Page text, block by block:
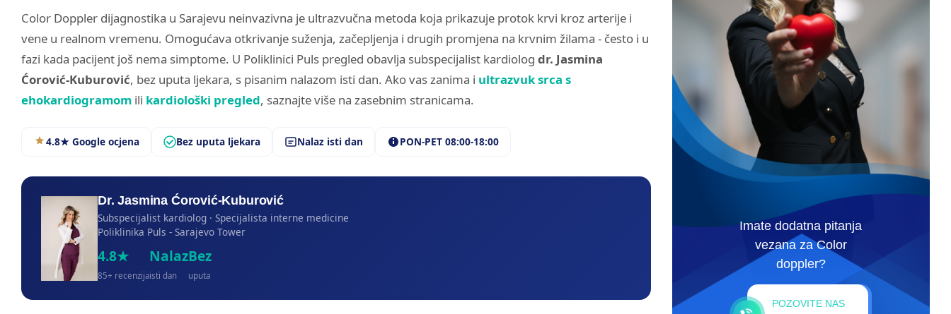
Color Doppler dijagnostika u Sarajevu neinvazivna je ultrazvučna metoda koja prikazuje protok krvi kroz arterije i
vene u realnom vremenu. Omogućava otkrivanje suženja, začepljenja i drugih promjena na krvnim žilama - često i u
fazi kada pacijent još nema simptome. U Poliklinici Puls pregled obavlja subspecijalist kardiolog dr. Jasmina
Ćorović-Kuburović, bez uputa ljekara, s pisanim nalazom isti dan. Ako vas zanima i ultrazvuk srca s
ehokardiogramom ili kardiološki pregled, saznajte više na zasebnim stranicama.
4.8★ Google ocjena Bez uputa ljekara Nalaz isti dan PON-PET 08:00-18:00
Dr. Jasmina Ćorović-Kuburović
Subspecijalist kardiolog · Specijalista interne medicine
Poliklinika Puls - Sarajevo Tower
4.8★
85+ recenzija
Nalaz
isti dan
Bez
uputa
Imate dodatna pitanja
vezana za Color
doppler?
POZOVITE NAS